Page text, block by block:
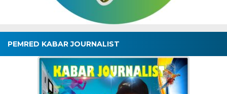
PEMRED KABAR JOURNALIST